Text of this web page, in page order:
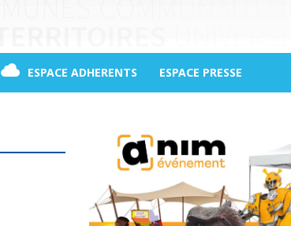
ESPACE ADHERENTS ESPACE PRESSE